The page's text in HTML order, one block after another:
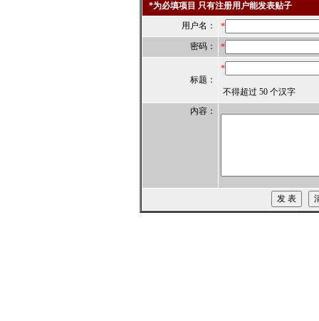
*为必填项目 只有注册用户能发表贴子
用户名：
*
密码：
*
标题：
*
不得超过 50 个汉字
内容：